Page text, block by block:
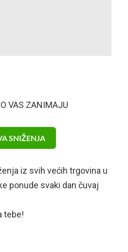
VAS ZANIMAJU
SNIŽENJA
iz svih većih trgovina u
ponude svaki dan čuvaj
tebe!